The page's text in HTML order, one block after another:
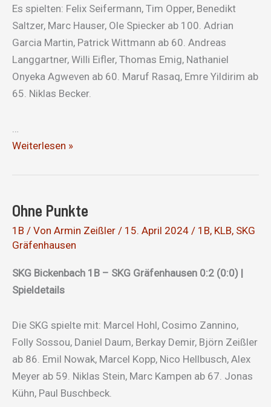
Es spielten: Felix Seifermann, Tim Opper, Benedikt
Saltzer, Marc Hauser, Ole Spiecker ab 100. Adrian
Garcia Martin, Patrick Wittmann ab 60. Andreas
Langgartner, Willi Eifler, Thomas Emig, Nathaniel
Onyeka Agweven ab 60. Maruf Rasaq, Emre Yildirim ab
65. Niklas Becker.
Spiel
Weiterlesen »
Ohne Punkte
1B / Von Armin Zeißler / 15. April 2024 / 1B, KLB, SKG
Gräfenhausen
SKG Bickenbach 1B – SKG Gräfenhausen 0:2 (0:0) |
Spieldetails
Die SKG spielte mit: Marcel Hohl, Cosimo Zannino,
Folly Sossou, Daniel Daum, Berkay Demir, Björn Zeißler
ab 86. Emil Nowak, Marcel Kopp, Nico Hellbusch, Alex
Meyer ab 59. Niklas Stein, Marc Kampen ab 67. Jonas
Kühn, Paul Buschbeck.